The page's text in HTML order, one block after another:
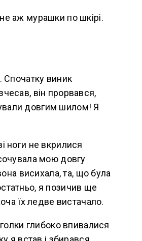
аж мурашки по шкірі.
Спочатку виник
він прорвався,
довгим шилом! Я
ноги не вкрилися
мою довгу
висихала, та, що була
я позичив ще
їх ледве вистачало.
глибоко впивалися